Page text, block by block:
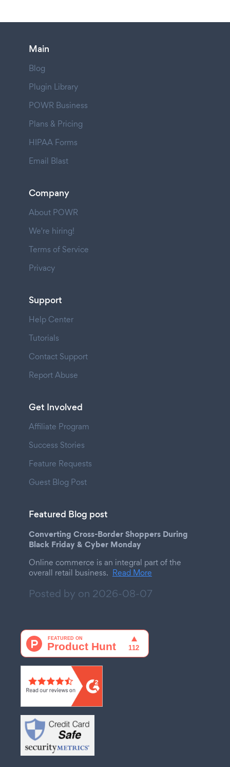
Main
Blog
Plugin Library
POWR Business
Plans & Pricing
HIPAA Forms
Email Blast
Company
About POWR
We're hiring!
Terms of Service
Privacy
Support
Help Center
Tutorials
Contact Support
Report Abuse
Get Involved
Affiliate Program
Success Stories
Feature Requests
Guest Blog Post
Featured Blog post
Converting Cross-Border Shoppers During
Black Friday & Cyber Monday
Online commerce is an integral part of the
overall retail business. Read More
Posted by on 2026-08-07